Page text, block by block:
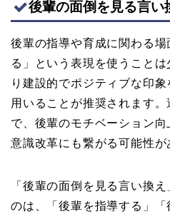
後輩の面倒を見る言い
後輩の指導や育成に関わる
る」という表現を使うこと
り建設的でポジティブな印
用いることが推奨されます
で、後輩のモチベーション
意識改革にも繋がる可能性が
「後輩の面倒を見る言い換
のは、「後輩を指導する」